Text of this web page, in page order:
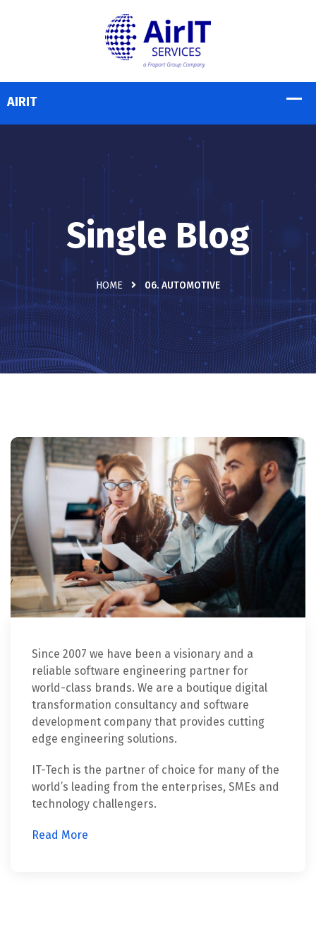
Single Blog
HOME 06. AUTOMOTIVE
Since 2007 we have been a visionary and a
reliable software engineering partner for
world-class brands. We are a boutique digital
transformation consultancy and software
development company that provides cutting
edge engineering solutions.
IT-Tech is the partner of choice for many of the
world’s leading from the enterprises, SMEs and
technology challengers.
Read More